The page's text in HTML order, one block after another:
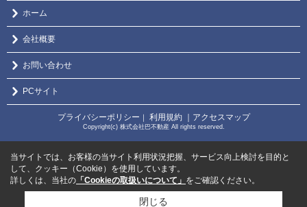
ホーム
会社概要
お問い合わせ
PCサイト
プライバシーポリシー 利用規約 ｜アクセスマップ
Copyright(c) 株式会社巴不動産 All rights reserved.
当サイトでは、お客様の当サイト利用状況把握、サービス向上検討を目的と
して、クッキー（Cookie）を使用しています。
詳しくは、当社の 「Cookieの取扱いについて」 をご確認ください。
閉じる